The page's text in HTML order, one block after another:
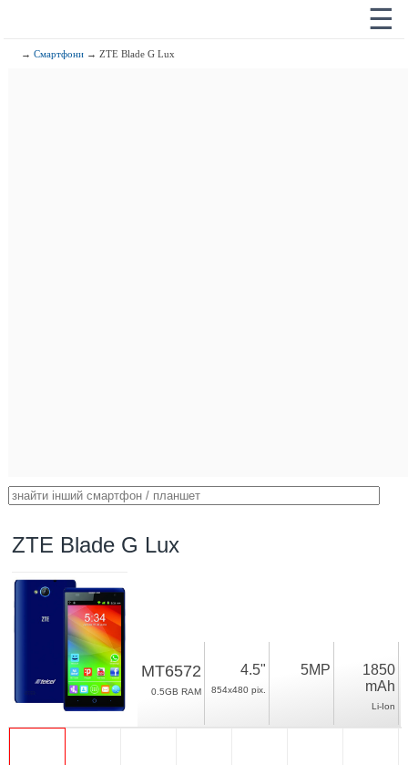
☰
→Смартфони → ZTE Blade G Lux
ZTE Blade G Lux
MT6572
0.5GB RAM
4.5"
854x480 pix.
5MP
1850
mAh
Li-Ion